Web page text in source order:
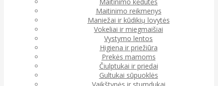
Maitinimo reikmenys
Maniežai ir kūdikių lovytės
Vokeliai ir miegmaišiai
Vystymo lentos
Higiena ir priežiūra
Prekės mamoms
Čiulptukai ir priedai
Gultukai sūpuoklės
Vaikštynės ir stumdukai